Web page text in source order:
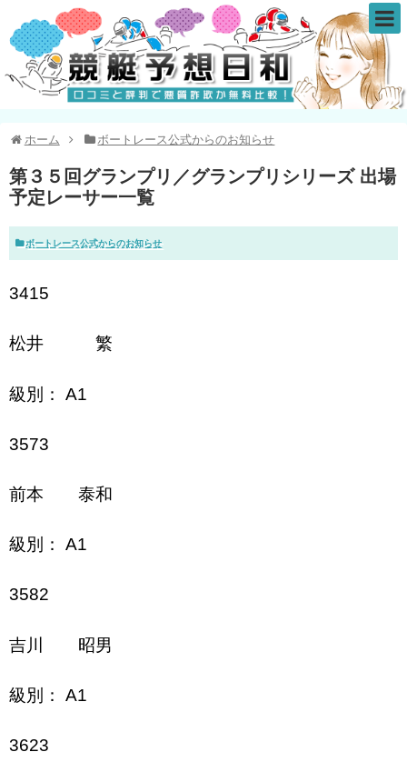
ホーム ボートレース公式からのお知らせ
第３５回グランプリ／グランプリシリーズ 出場
予定レーサー一覧
ボートレース公式からのお知らせ
3415
松井 繁
級別： A1
3573
前本 泰和
級別： A1
3582
吉川 昭男
級別： A1
3623